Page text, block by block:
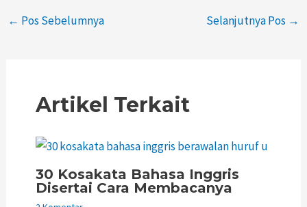
← Pos Sebelumnya Selanjutnya Pos →
Artikel Terkait
30 Kosakata Bahasa Inggris
Disertai Cara Membacanya